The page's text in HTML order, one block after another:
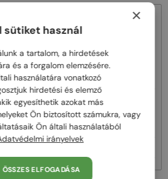
-
Dita—Napszemüvegek
MACH SIX//TITANIUM DTS121 - 01 -
62
×
sütiket használ
a tartalom, a hirdetések
és a forgalom elemzésére.
használatára vonatkozó
hirdetési és elemző
egyesíthetik azokat más
Ön biztosított számukra, vagy
Ön általi használatából
irányelvek
ÖSSZES ELFOGADÁSA